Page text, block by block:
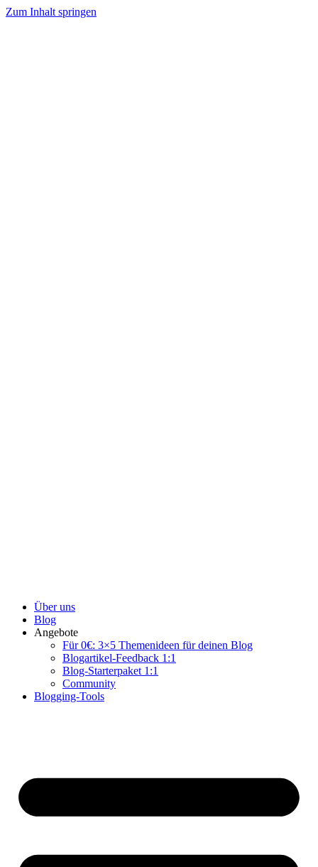
Zum Inhalt springen
Über uns
Blog
Angebote
Für 0€: 3×5 Themenideen für deinen Blog
Blogartikel-Feedback 1:1
Blog-Starterpaket 1:1
Community
Blogging-Tools